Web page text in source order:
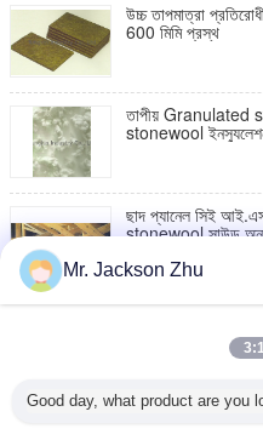
উচ্চ তাপমাত্রা
600 মিমি প্রস্থ
তাপীয় Granulated
stonewool
ছাদ প্যানেল সিই
stonewool সাউন্ড
হোয়াইট Granulated
Mr. Jackson Zhu
Good day, what product are you